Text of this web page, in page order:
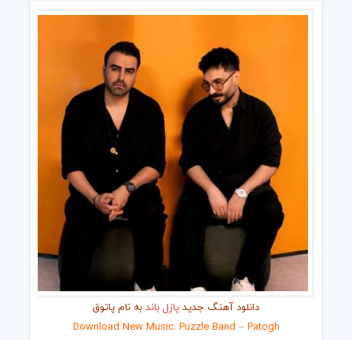
دانلود آهنگ جدیدپازل باندبه نام پاتوق
Download New Music: Puzzle Band – Patogh